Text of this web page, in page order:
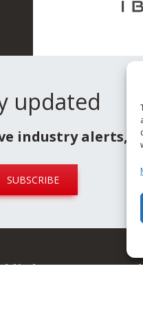
updated
industry alerts,
SUBSCRIBE
links